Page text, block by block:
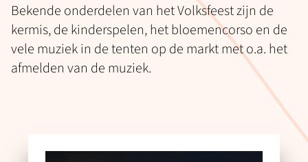
Bekende onderdelen van het Volksfeest zijn de
kermis, de kinderspelen, het bloemencorso en de
vele muziek in de tenten op de markt met o.a. het
afmelden van de muziek.